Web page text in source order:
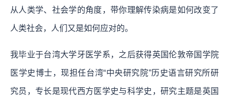
从人类学、社会学的角度，带你理解传染病是如何改变了
人类社会，人们又是如何应对的。
我毕业于台湾大学牙医学系，之后获得英国伦敦帝国学院
医学史博士，现担任台湾“中央研究院”历史语言研究所研
究员，专长是现代西方医学史与科学史，研究主题是英国